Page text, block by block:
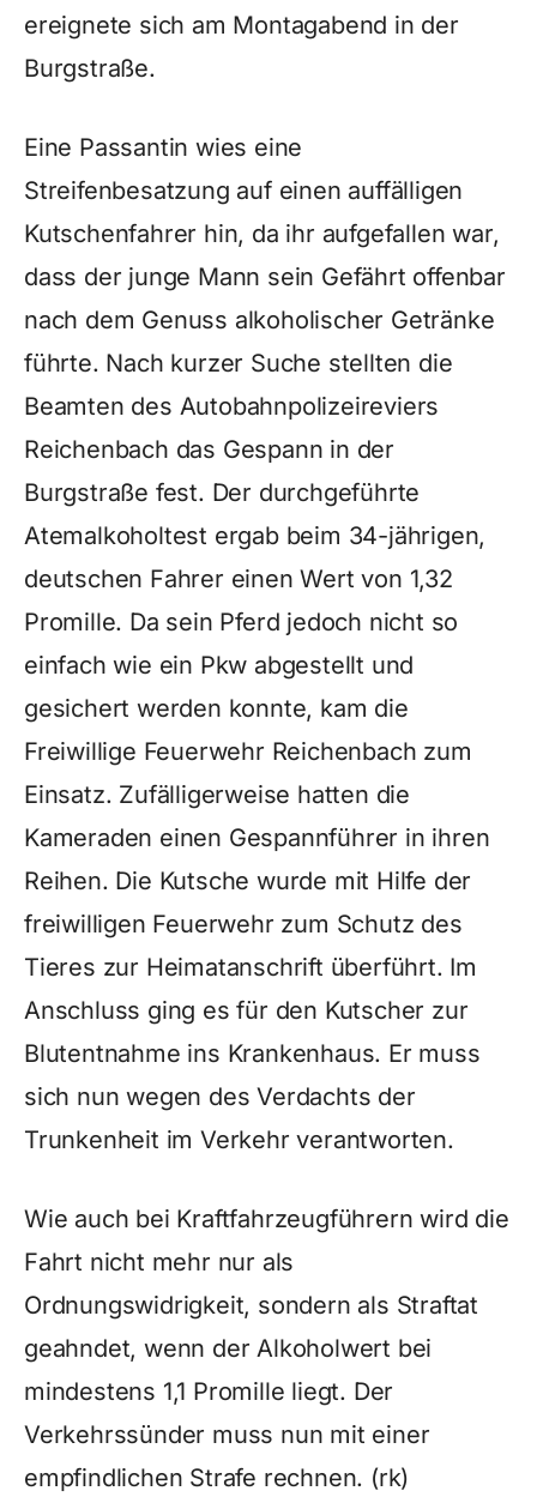
ereignete sich am Montagabend in der
Burgstraße.
Eine Passantin wies eine
Streifenbesatzung auf einen auffälligen
Kutschenfahrer hin, da ihr aufgefallen war,
dass der junge Mann sein Gefährt offenbar
nach dem Genuss alkoholischer Getränke
führte. Nach kurzer Suche stellten die
Beamten des Autobahnpolizeireviers
Reichenbach das Gespann in der
Burgstraße fest. Der durchgeführte
Atemalkoholtest ergab beim 34-jährigen,
deutschen Fahrer einen Wert von 1,32
Promille. Da sein Pferd jedoch nicht so
einfach wie ein Pkw abgestellt und
gesichert werden konnte, kam die
Freiwillige Feuerwehr Reichenbach zum
Einsatz. Zufälligerweise hatten die
Kameraden einen Gespannführer in ihren
Reihen. Die Kutsche wurde mit Hilfe der
freiwilligen Feuerwehr zum Schutz des
Tieres zur Heimatanschrift überführt. Im
Anschluss ging es für den Kutscher zur
Blutentnahme ins Krankenhaus. Er muss
sich nun wegen des Verdachts der
Trunkenheit im Verkehr verantworten.
Wie auch bei Kraftfahrzeugführern wird die
Fahrt nicht mehr nur als
Ordnungswidrigkeit, sondern als Straftat
geahndet, wenn der Alkoholwert bei
mindestens 1,1 Promille liegt. Der
Verkehrssünder muss nun mit einer
empfindlichen Strafe rechnen. (rk)